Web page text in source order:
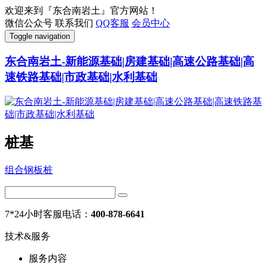
欢迎来到『东合南岩土』官方网站！
微信公众号 联系我们 QQ客服 会员中心
Toggle navigation
东合南岩土-新能源基础|房建基础|高速公路基础|高
速铁路基础|市政基础|水利基础
桩基
组合钢板桩
7*24小时客服电话： 400-878-6641
技术&服务
服务内容